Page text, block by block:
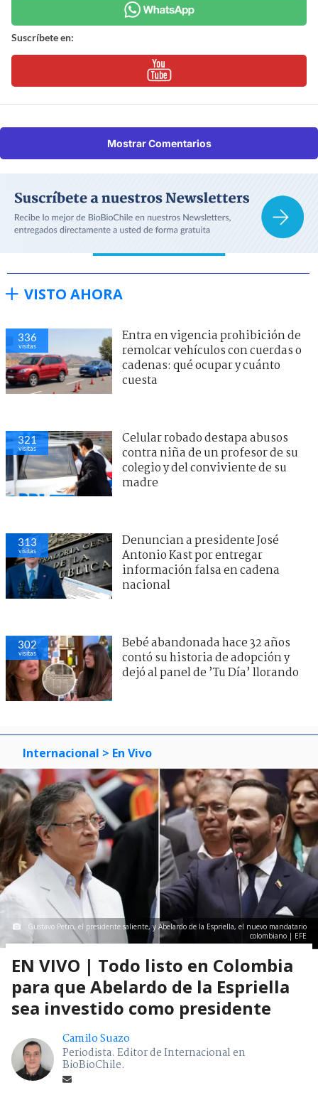
Suscríbete en:
Mostrar Comentarios
VISTO AHORA
336
visitas
Entra en vigencia prohibición de
remolcar vehículos con cuerdas o
cadenas: qué ocupar y cuánto
cuesta
321
visitas
Celular robado destapa abusos
contra niña de un profesor de su
colegio y del conviviente de su
madre
313
visitas
Denuncian a presidente José
Antonio Kast por entregar
información falsa en cadena
nacional
302
visitas
Bebé abandonada hace 32 años
contó su historia de adopción y
dejó al panel de ’Tu Día’ llorando
Internacional > En Vivo
Gustavo Petro, el presidente saliente, y Abelardo de la Espriella, el nuevo mandatario
colombiano | EFE
EN VIVO | Todo listo en Colombia
para que Abelardo de la Espriella
sea investido como presidente
Camilo Suazo
Periodista. Editor de Internacional en
BioBioChile.